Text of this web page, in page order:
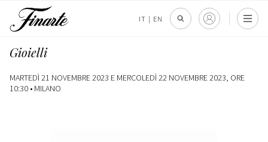
IT | EN
Gioielli
MARTEDÌ 21 NOVEMBRE 2023 E MERCOLEDÌ 22 NOVEMBRE 2023, ORE
10:30 • MILANO